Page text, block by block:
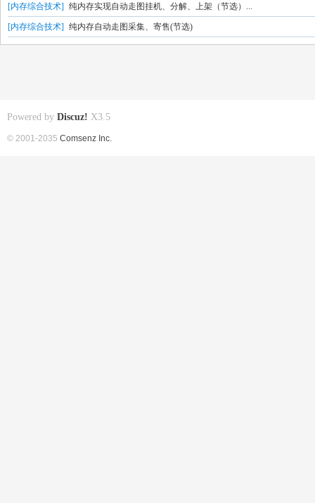
[内存综合技术] 纯内存实现自动走图挂机、分解、上架（节选）...
[内存综合技术] 纯内存自动走图采集、寄售(节选)
Powered by Discuz! X3.5
© 2001-2035 Comsenz Inc.